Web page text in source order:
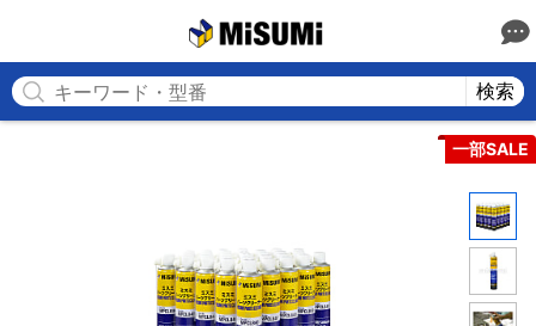
検索
一部SALE